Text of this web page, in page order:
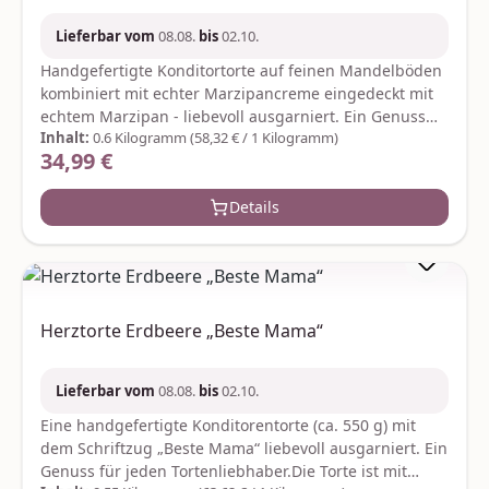
Lieferbar vom 08.08. bis02.10.
Handgefertigte Konditortorte auf feinen Mandelböden
kombiniert mit echter Marzipancreme eingedeckt mit
echtem Marzipan - liebevoll ausgarniert. Ein Genuss
für jeden Tortenliebhaber. Das Gewicht beträgt ca. 600
Gramm. Durchmesser: ca. 16 cm. Der Versand erfolgt
in bruchsicherer Verpackung und rotem
Geschenkkarton. Zutaten: Zucker, pflanzliche Fette
(Kokosfett, Sonnenblumenöl, Rapsöl), Vollei, Mandeln
Kakaomasse, Kakaobutter, Aprikosen, Vollmilchpulver,
Backtriebmittel: Natriumhydrogencarbonat;
Geliermittel: Pektine; Farbstoff: Betacarotin, echtes
Schalenfrüchten enthalten. Nährwerte pro 100
g:Brennwert 442 kcal / 1852 kj, Fett 28,39 g, gesättigte
Fettsäuren 14,19 g, Kohlenhydrate 39,40 g, Zucker
38,42 g, Eiweiß 7,73 g, Salz 0,23 g Hersteller:FloraPrima
GmbHDidderser Str. 2838176
Inhalt: 0.6 Kilogramm (58,32 € / 1 Kilogramm)
Regulärer Preis:
34,99 €
Details
Herztorte Erdbeere „Beste Mama“
Lieferbar vom 08.08. bis02.10.
Eine handgefertigte Konditorentorte (ca. 550 g) mit
dem Schriftzug „Beste Mama“ liebevoll ausgarniert. Ein
Genuss für jeden Tortenliebhaber.Die Torte ist mit